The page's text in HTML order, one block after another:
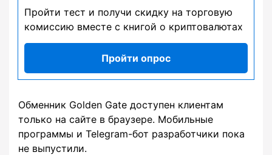
Пройти тест и получи скидку на торговую
комиссию вместе с книгой о криптовалютах
Пройти опрос
Обменник Golden Gate доступен клиентам
только на сайте в браузере. Мобильные
программы и Telegram-бот разработчики пока
не выпустили.